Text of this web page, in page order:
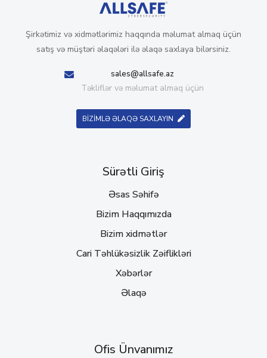
Şirkətimiz və xidmətlərimiz haqqında məlumat almaq üçün
satış və müştəri əlaqələri ilə əlaqə saxlaya bilərsiniz.
sales@allsafe.az
Təkliflər və məlumat almaq üçün
BİZİMLƏ ƏLAQƏ SAXLAYIN
Sürətli Giriş
Əsas Səhifə
Bizim Haqqımızda
Bizim xidmətlər
Cari Təhlükəsizlik Zəiflikləri
Xəbərlər
Əlaqə
Ofis Ünvanımız